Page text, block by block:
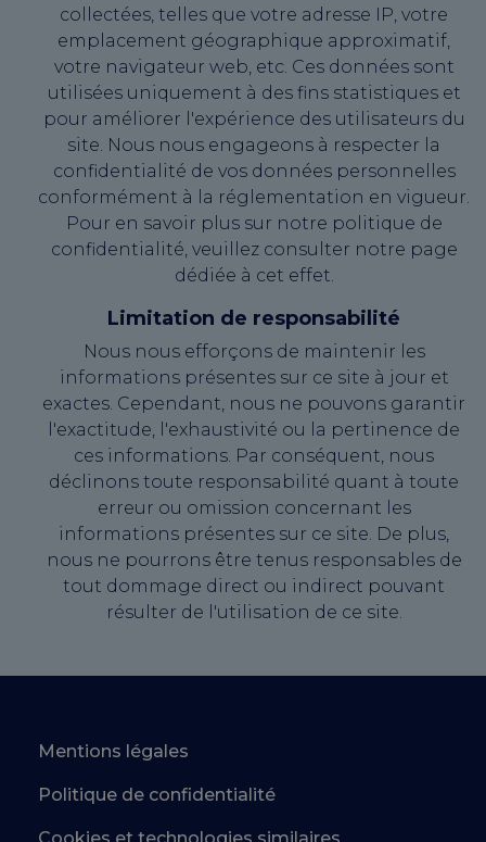
collectées, telles que votre adresse IP, votre
emplacement géographique approximatif,
votre navigateur web, etc. Ces données sont
utilisées uniquement à des fins statistiques et
pour améliorer l'expérience des utilisateurs du
site. Nous nous engageons à respecter la
confidentialité de vos données personnelles
conformément à la réglementation en vigueur.
Pour en savoir plus sur notre politique de
confidentialité, veuillez consulter notre page
dédiée à cet effet.
Limitation de responsabilité
Nous nous efforçons de maintenir les
informations présentes sur ce site à jour et
exactes. Cependant, nous ne pouvons garantir
l'exactitude, l'exhaustivité ou la pertinence de
ces informations. Par conséquent, nous
déclinons toute responsabilité quant à toute
erreur ou omission concernant les
informations présentes sur ce site. De plus,
nous ne pourrons être tenus responsables de
tout dommage direct ou indirect pouvant
résulter de l'utilisation de ce site.
Mentions légales
Politique de confidentialité
Cookies et technologies similaires